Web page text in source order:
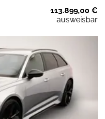
113.899,00 €
ausweisbar